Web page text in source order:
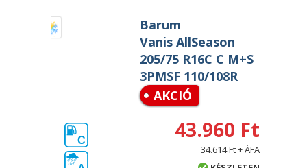
Barum
Vanis AllSeason
205/75 R16C C M+S
3PMSF 110/108R
AKCIÓ
C 43.960 Ft
34.614 Ft + ÁFA